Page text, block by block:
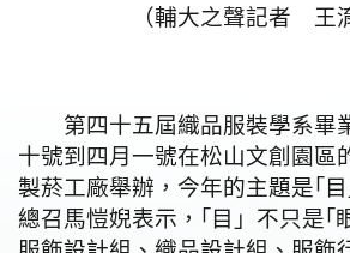
（輔大之聲記者 王
第四十五屆織品服裝學系畢
十號到四月一號在松山文創園區
製菸工廠舉辦，今年的主題是｢
總召馬愷婗表示，｢目」不只是｢